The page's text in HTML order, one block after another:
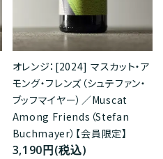
オレンジ：[2024] マスカット・ア
モング・フレンズ（シュテファン・
ブッフマイヤー）／Muscat
Among Friends（Stefan
Buchmayer）【会員限定】
3,190円(税込)